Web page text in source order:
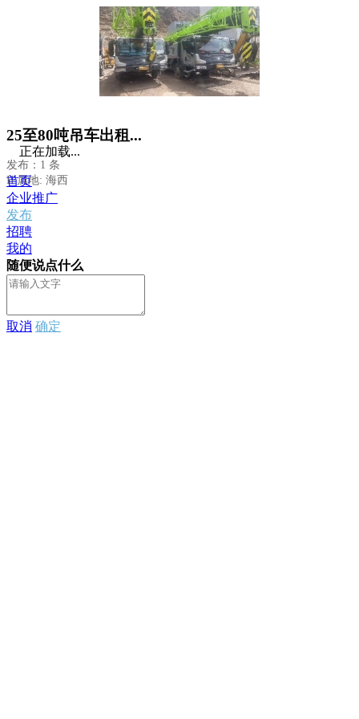
25至80吨吊车出租...
发布：1 条
IP属地: 海西
正在加载...
首页
企业推广
发布
招聘
我的
随便说点什么
取消 确定